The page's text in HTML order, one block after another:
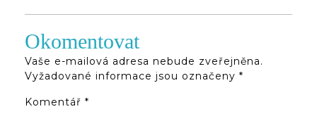
Okomentovat
Vaše e-mailová adresa nebude zveřejněna.
Vyžadované informace jsou označeny *
Komentář *